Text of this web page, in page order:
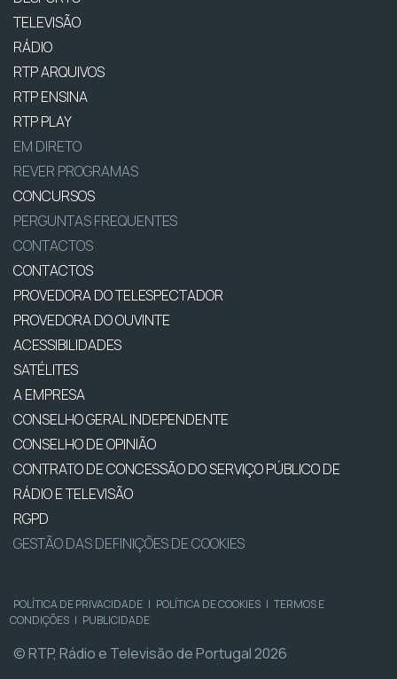
TELEVISÃO
RÁDIO
RTP ARQUIVOS
RTP ENSINA
RTP PLAY
EM DIRETO
REVER PROGRAMAS
CONCURSOS
PERGUNTAS FREQUENTES
CONTACTOS
CONTACTOS
PROVEDORA DO TELESPECTADOR
PROVEDORA DO OUVINTE
ACESSIBILIDADES
SATÉLITES
A EMPRESA
CONSELHO GERAL INDEPENDENTE
CONSELHO DE OPINIÃO
CONTRATO DE CONCESSÃO DO SERVIÇO PÚBLICO DE
RÁDIO E TELEVISÃO
RGPD
GESTÃO DAS DEFINIÇÕES DE COOKIES
POLÍTICA DE PRIVACIDADE | POLÍTICA DE COOKIES | TERMOS E
CONDIÇÕES | PUBLICIDADE
© RTP, Rádio e Televisão de Portugal 2026